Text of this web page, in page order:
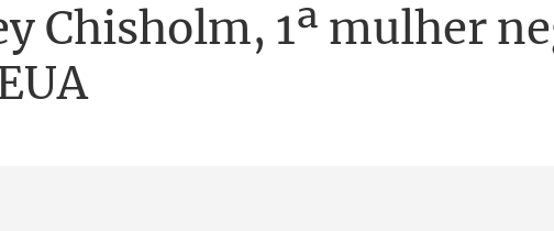
Chisholm, 1ª mulher